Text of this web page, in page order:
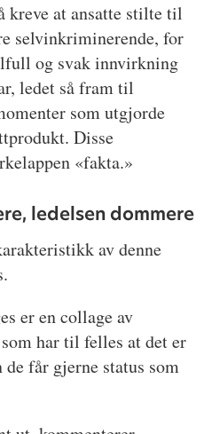
kreve at ansatte stilte til
selvinkriminerende, for
og svak innvirkning
ledet så fram til
som utgjorde
Disse
«fakta.»
ledelsen dommere
av denne
er en collage av
har til felles at det er
får gjerne status som